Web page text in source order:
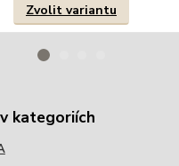
Zvolit variantu
kategoriích